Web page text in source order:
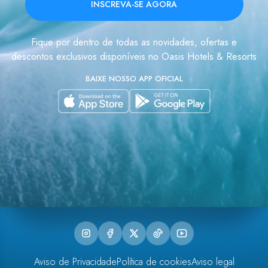
INSCREVA-SE AGORA
Fique por dentro de todas as novidades, ofertas e
descontos exclusivos disponíveis no Oasis Hotels & Resorts
BAIXE NOSSO APP OFICIAL
Aviso de PrivacidadePolítica de cookiesAviso legal